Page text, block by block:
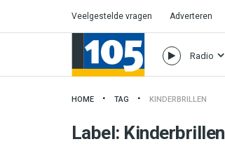
Veelgestelde vragen Adverteren
Radio
HOME TAG KINDERBRILLEN
Label: Kinderbrillen